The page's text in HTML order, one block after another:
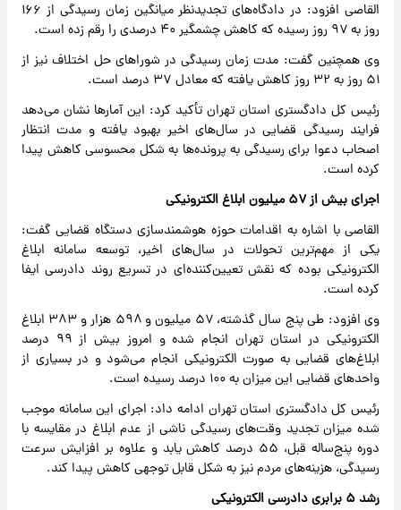
القاصی افزود: در دادگاه‌های تجدیدنظر میانگین زمان رسیدگی از ۱۶۶
روز به ۹۷ روز رسیده که کاهش چشمگیر ۴۰ درصدی را رقم زده است.
وی همچنین گفت: مدت زمان رسیدگی در شوراهای حل اختلاف نیز از
۵۱ روز به ۳۲ روز کاهش یافته که معادل ۳۷ درصد است.
رئیس کل دادگستری استان تهران تأکید کرد: این آمارها نشان می‌دهد
فرایند رسیدگی قضایی در سال‌های اخیر بهبود یافته و مدت انتظار
اصحاب دعوا برای رسیدگی به پرونده‌ها به شکل محسوسی کاهش پیدا
کرده است.
اجرای بیش از ۵۷ میلیون ابلاغ الکترونیکی
القاصی با اشاره به اقدامات حوزه هوشمندسازی دستگاه قضایی گفت:
یکی از مهم‌ترین تحولات در سال‌های اخیر، توسعه سامانه ابلاغ
الکترونیکی بوده که نقش تعیین‌کننده‌ای در تسریع روند دادرسی ایفا
کرده است.
وی افزود: طی پنج سال گذشته، ۵۷ میلیون و ۵۹۸ هزار و ۳۸۳ ابلاغ
الکترونیکی در استان تهران انجام شده و امروز بیش از ۹۹ درصد
ابلاغ‌های قضایی به صورت الکترونیکی انجام می‌شود و در بسیاری از
واحدهای قضایی این میزان به ۱۰۰ درصد رسیده است.
رئیس کل دادگستری استان تهران ادامه داد: اجرای این سامانه موجب
شده میزان تجدید وقت‌های رسیدگی ناشی از عدم ابلاغ در مقایسه با
دوره پنج‌ساله قبل، ۵۵ درصد کاهش یابد و علاوه بر افزایش سرعت
رسیدگی، هزینه‌های مردم نیز به شکل قابل توجهی کاهش پیدا کند.
رشد ۵ برابری دادرسی الکترونیکی